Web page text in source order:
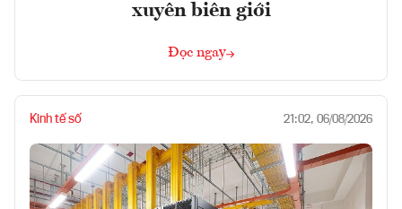
xuyên biên giới
Đọc ngay
Kinh tế số 21:02, 06/08/2026